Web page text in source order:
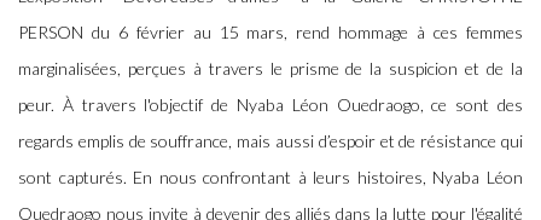
PERSON du 6 février au 15 mars, rend hommage à ces femmes
marginalisées, perçues à travers le prisme de la suspicion et de la
peur. À travers l'objectif de Nyaba Léon Ouedraogo, ce sont des
regards emplis de souffrance, mais aussi d’espoir et de résistance qui
sont capturés. En nous confrontant à leurs histoires, Nyaba Léon
Ouedraogo nous invite à devenir des alliés dans la lutte pour l'égalité